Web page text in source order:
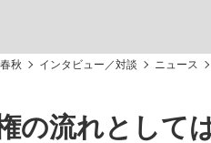
敗因分析は一切聞かれなかった」
ングの誕生を、目撃せよ。
秋 インタビュー／対談 ニュース
権の流れとして